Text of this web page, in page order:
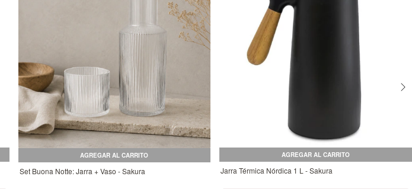
AGREGAR AL CARRITO
Set Buona Notte: Jarra + Vaso - Sakura
AGREGAR AL CARRITO
Jarra Térmica Nórdica 1 L - Sakura